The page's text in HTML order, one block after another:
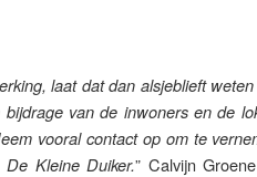
laat dat dan alsjeblieft
van de inwoners en de
vooral contact op om te
Kleine Duiker.” Calvijn